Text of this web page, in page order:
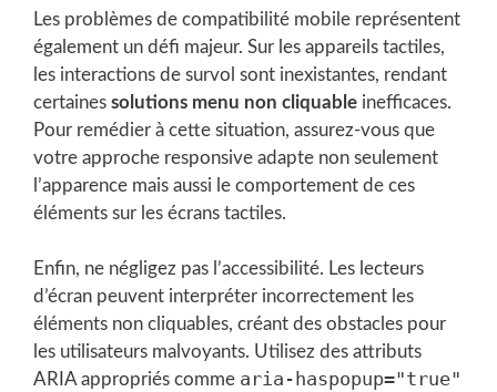
Les problèmes de compatibilité mobile représentent
également un défi majeur. Sur les appareils tactiles,
les interactions de survol sont inexistantes, rendant
certaines solutions menu non cliquable inefficaces.
Pour remédier à cette situation, assurez-vous que
votre approche responsive adapte non seulement
l’apparence mais aussi le comportement de ces
éléments sur les écrans tactiles.
Enfin, ne négligez pas l’accessibilité. Les lecteurs
d’écran peuvent interpréter incorrectement les
éléments non cliquables, créant des obstacles pour
les utilisateurs malvoyants. Utilisez des attributs
ARIA appropriés comme aria-haspopup="true"